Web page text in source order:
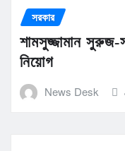
সরকার
শামসুজ্জামান
নিয়োগ
News Desk